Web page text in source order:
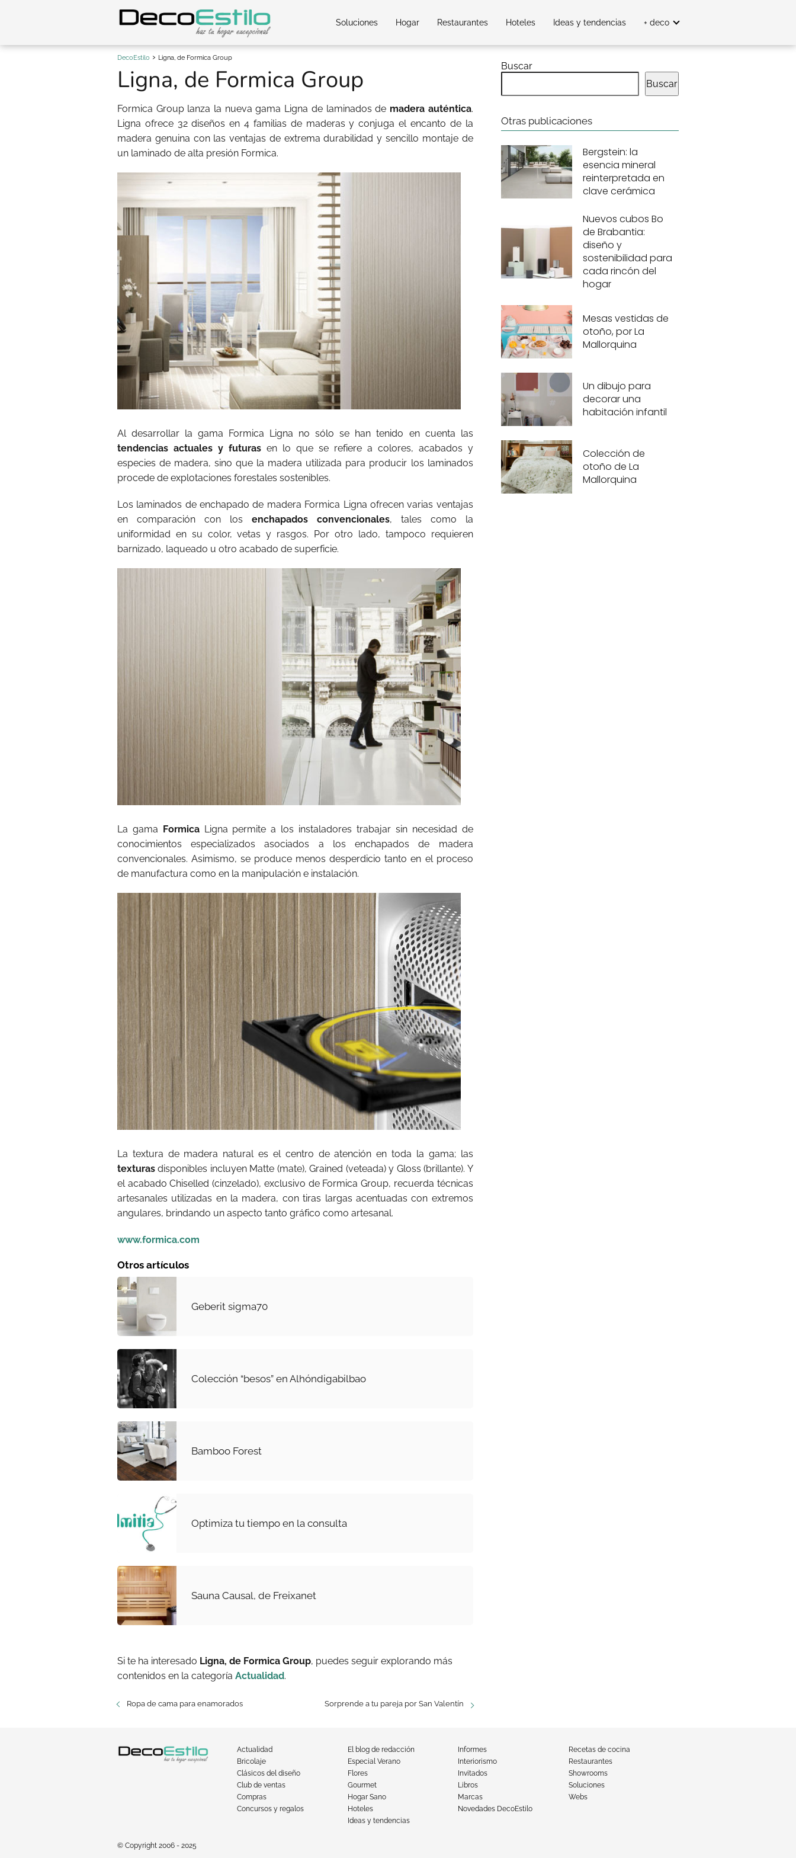
Soluciones Hogar Restaurantes Hoteles Ideas y tendencias + deco
DecoEstilo Ligna, de Formica Group
Ligna, de Formica Group
Formica Group lanza la nueva gama Ligna de laminados de madera auténtica.
Ligna ofrece 32 diseños en 4 familias de maderas y conjuga el encanto de la
madera genuina con las ventajas de extrema durabilidad y sencillo montaje de
un laminado de alta presión Formica.
Al desarrollar la gama Formica Ligna no sólo se han tenido en cuenta las
tendencias actuales y futurasen lo que se refiere a colores, acabados y
especies de madera, sino que la madera utilizada para producir los laminados
procede de explotaciones forestales sostenibles.
Los laminados de enchapado de madera Formica Ligna ofrecen varias ventajas
en comparación con los enchapados convencionales, tales como la
uniformidad en su color, vetas y rasgos. Por otro lado, tampoco requieren
barnizado, laqueado u otro acabado de superficie.
La gama FormicaLigna permite a los instaladores trabajar sin necesidad de
conocimientos especializados asociados a los enchapados de madera
convencionales. Asimismo, se produce menos desperdicio tanto en el proceso
de manufactura como en la manipulación e instalación.
La textura de madera natural es el centro de atención en toda la gama; las
texturasdisponibles incluyen Matte (mate), Grained (veteada) y Gloss (brillante). Y
el acabado Chiselled (cinzelado), exclusivo de Formica Group, recuerda técnicas
artesanales utilizadas en la madera, con tiras largas acentuadas con extremos
angulares, brindando un aspecto tanto gráfico como artesanal.
www.formica.com
Otros artículos
Geberit sigma70
Colección “besos” en Alhóndigabilbao
Bamboo Forest
Optimiza tu tiempo en la consulta
Sauna Causal, de Freixanet
Si te ha interesado Ligna, de Formica Group, puedes seguir explorando más
contenidos en la categoría Actualidad.
Ropa de cama para enamorados Sorprende a tu pareja por San Valentín
Buscar
Buscar
Otras publicaciones
Bergstein: la
esencia mineral
reinterpretada en
clave cerámica
Nuevos cubos Bo
de Brabantia:
diseño y
sostenibilidad para
cada rincón del
hogar
Mesas vestidas de
otoño, por La
Mallorquina
Un dibujo para
decorar una
habitación infantil
Colección de
otoño de La
Mallorquina
Actualidad
Bricolaje
Clásicos del diseño
Club de ventas
Compras
Concursos y regalos
El blog de redacción
Especial Verano
Flores
Gourmet
Hogar Sano
Hoteles
Ideas y tendencias
Informes
Interiorismo
Invitados
Libros
Marcas
Novedades DecoEstilo
Recetas de cocina
Restaurantes
Showrooms
Soluciones
Webs
© Copyright 2006 - 2025